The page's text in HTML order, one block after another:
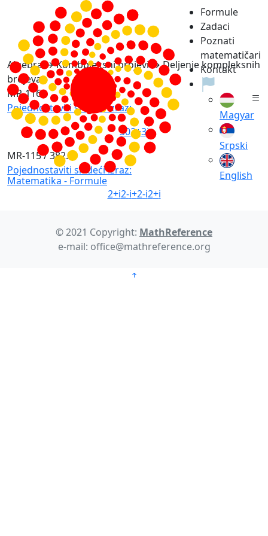
Matematika - Formule
Formule
Zadaci
Poznati
matematičari
Kontakt
Magyar
Srpski
English
Algebra → Kombpleksni brojevi → Deljenje kompleksnih
brojeva
MR-116
Pojednostaviti sledeći izraz:
302+3i
MR-115 / 382.a
Pojednostaviti sledeći izraz:
2+i2-i+2-i2+i
© 2021 Copyright: MathReference
e-mail: office@mathreference.org